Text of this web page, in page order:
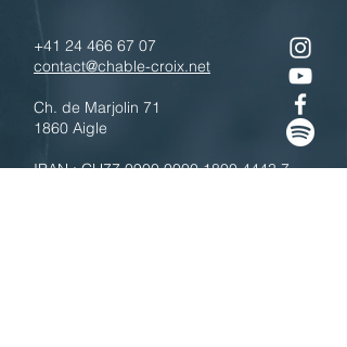
+41 24 466 67 07
contact@chable-croix.net
Ch. de Marjolin 71
1860 Aigle
IBAN : CH770900 0000 1800 4443 7